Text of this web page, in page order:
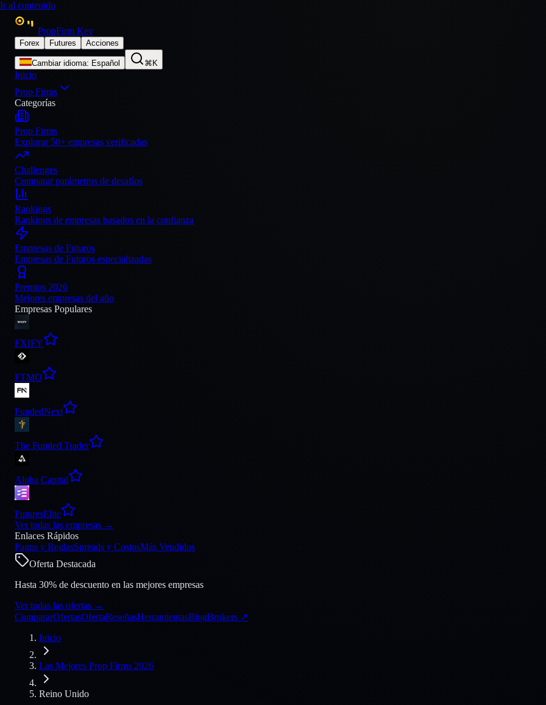
Ir al contenido
PropFirm Key
Forex Futures Acciones
Cambiar idioma: Español ⌘K
Inicio
Prop Firms
Categorías
Prop Firms
Explorar 50+ empresas verificadas
Challenges
Comparar parámetros de desafíos
Rankings
Rankings de empresas basados en la confianza
Empresas de Futuros
Empresas de Futuros especializadas
Premios 2026
Mejores empresas del año
Empresas Populares
FXIFY
FTMO
FundedNext
The Funded Trader
Alpha Capital
FuturesElite
Ver todas las empresas →
Enlaces Rápidos
Pagos y ReglasSpreads y CostosMás Vendidos
Oferta Destacada
Hasta 30% de descuento en las mejores empresas
Ver todas las ofertas →
CompararOfertasOfertaReseñasHerramientasBlogBrokers ↗
Inicio
Las Mejores Prop Firms 2026
Reino Unido